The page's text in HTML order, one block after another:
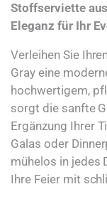
Stoffserviette
Eleganz für Ihr
Verleihen Sie
Gray eine
hochwertigem,
sorgt die sanfte
Ergänzung Ihrer
Galas oder
mühelos in jedes
Ihre Feier mit